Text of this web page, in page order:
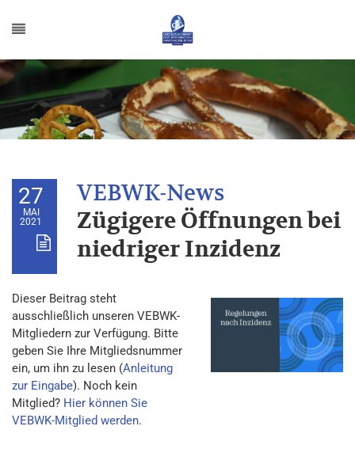
27
MAI
2021
Zügigere Öffnungen bei
niedriger Inzidenz
Dieser Beitrag steht
ausschließlich unseren VEBWK-
Mitgliedern zur Verfügung. Bitte
geben Sie Ihre Mitgliedsnummer
ein, um ihn zu lesen (Anleitung
zur Eingabe). Noch kein
Mitglied? Hier können Sie
VEBWK-Mitglied werden.